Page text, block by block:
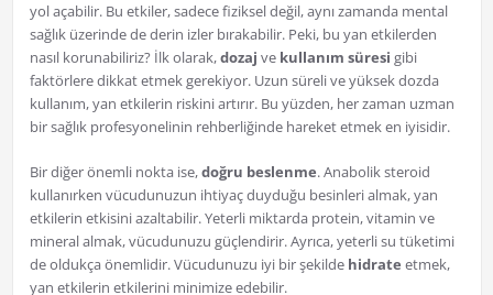
yol açabilir. Bu etkiler, sadece fiziksel değil, aynı zamanda mental
sağlık üzerinde de derin izler bırakabilir. Peki, bu yan etkilerden
nasıl korunabiliriz? İlk olarak,dozaj ve kullanım süresi gibi
faktörlere dikkat etmek gerekiyor. Uzun süreli ve yüksek dozda
kullanım, yan etkilerin riskini artırır. Bu yüzden, her zaman uzman
bir sağlık profesyonelinin rehberliğinde hareket etmek en iyisidir.
Bir diğer önemli nokta ise,doğru beslenme. Anabolik steroid
kullanırken vücudunuzun ihtiyaç duyduğu besinleri almak, yan
etkilerin etkisini azaltabilir. Yeterli miktarda protein, vitamin ve
mineral almak, vücudunuzu güçlendirir. Ayrıca, yeterli su tüketimi
de oldukça önemlidir. Vücudunuzu iyi bir şekilde hidrate etmek,
yan etkilerin etkilerini minimize edebilir.